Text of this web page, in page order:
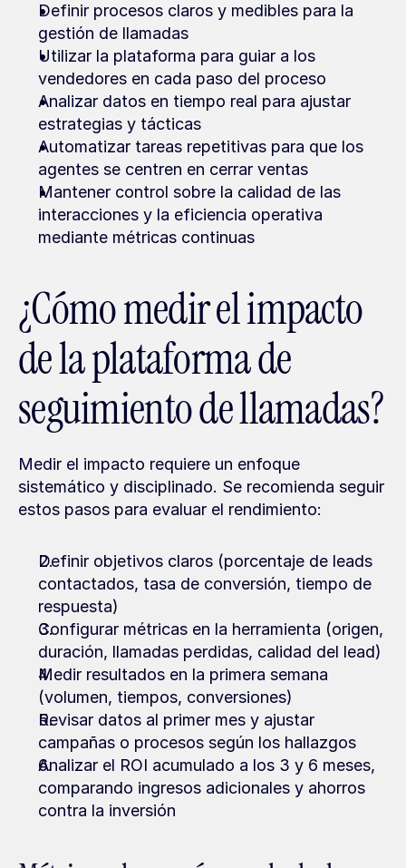
Definir procesos claros y medibles para la
gestión de llamadas
Utilizar la plataforma para guiar a los
vendedores en cada paso del proceso
Analizar datos en tiempo real para ajustar
estrategias y tácticas
Automatizar tareas repetitivas para que los
agentes se centren en cerrar ventas
Mantener control sobre la calidad de las
interacciones y la eficiencia operativa
mediante métricas continuas
¿Cómo medir el impacto
de la plataforma de
seguimiento de llamadas?
Medir el impacto requiere un enfoque
sistemático y disciplinado. Se recomienda seguir
estos pasos para evaluar el rendimiento:
Definir objetivos claros (porcentaje de leads
contactados, tasa de conversión, tiempo de
respuesta)
Configurar métricas en la herramienta (origen,
duración, llamadas perdidas, calidad del lead)
Medir resultados en la primera semana
(volumen, tiempos, conversiones)
Revisar datos al primer mes y ajustar
campañas o procesos según los hallazgos
Analizar el ROI acumulado a los 3 y 6 meses,
comparando ingresos adicionales y ahorros
contra la inversión